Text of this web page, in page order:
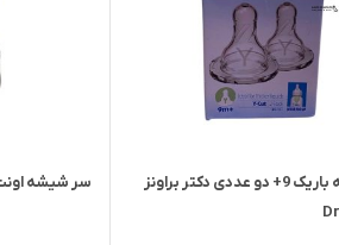
سر شيشه باريک 9+ دو عددى دکتر براونز
سر شیشه اونت